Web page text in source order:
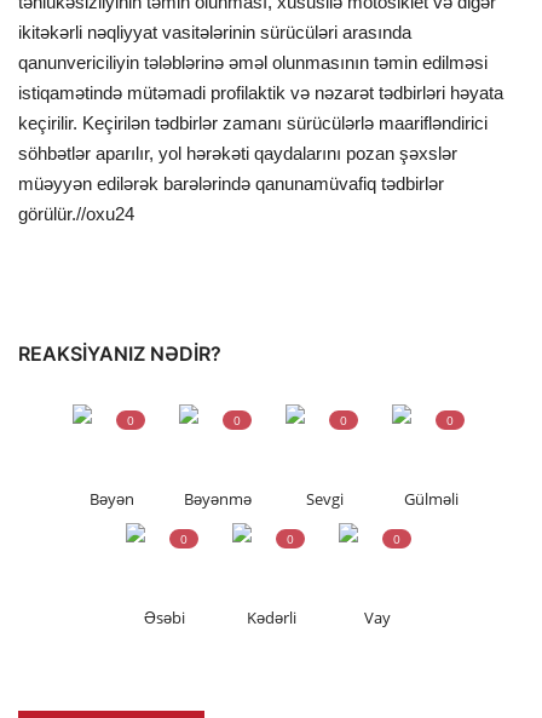
ikitəkərli nəqliyyat vasitələrinin sürücüləri arasında
qanunvericiliyin tələblərinə əməl olunmasının təmin edilməsi
istiqamətində mütəmadi profilaktik və nəzarət tədbirləri həyata
keçirilir. Keçirilən tədbirlər zamanı sürücülərlə maarifləndirici
söhbətlər aparılır, yol hərəkəti qaydalarını pozan şəxslər
müəyyən edilərək barələrində qanunamüvafiq tədbirlər
görülür.//oxu24
REAKSIYANIZ NƏDIR?
Bəyən
0
Bəyənmə
0
Sevgi
0
Gülməli
0
Əsəbi
0
Kədərli
0
Vay
0